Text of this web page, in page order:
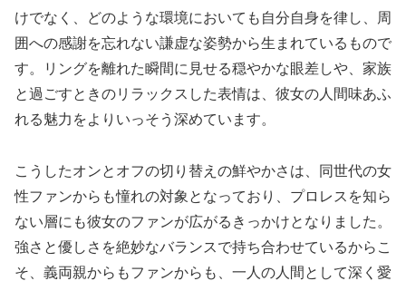
けでなく、どのような環境においても自分自身を律し、周
囲への感謝を忘れない謙虚な姿勢から生まれているもので
す。リングを離れた瞬間に見せる穏やかな眼差しや、家族
と過ごすときのリラックスした表情は、彼女の人間味あふ
れる魅力をよりいっそう深めています。
こうしたオンとオフの切り替えの鮮やかさは、同世代の女
性ファンからも憧れの対象となっており、プロレスを知ら
ない層にも彼女のファンが広がるきっかけとなりました。
強さと優しさを絶妙なバランスで持ち合わせているからこ
そ、義両親からもファンからも、一人の人間として深く愛